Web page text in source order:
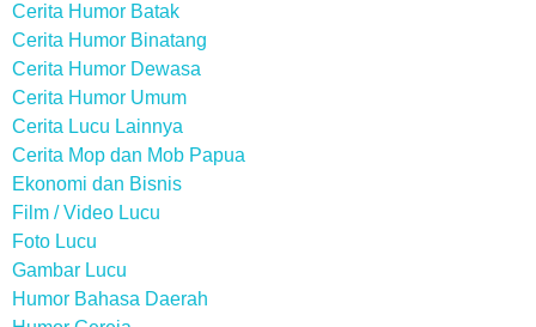
Cerita Humor Batak
Cerita Humor Binatang
Cerita Humor Dewasa
Cerita Humor Umum
Cerita Lucu Lainnya
Cerita Mop dan Mob Papua
Ekonomi dan Bisnis
Film / Video Lucu
Foto Lucu
Gambar Lucu
Humor Bahasa Daerah